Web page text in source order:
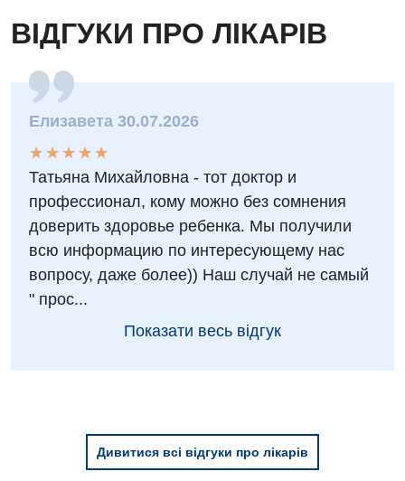
ВІДГУКИ ПРО ЛІКАРІВ
Елизавета 30.07.2026
★
★
★
★
★
★ ★ ★ ★ ★
Татьяна Михайловна - тот доктор и
профессионал, кому можно без сомнения
доверить здоровье ребенка. Мы получили
всю информацию по интересующему нас
вопросу, даже более)) Наш случай не самый
" прос...
Показати весь відгук
Дивитися всі відгуки про лікарів